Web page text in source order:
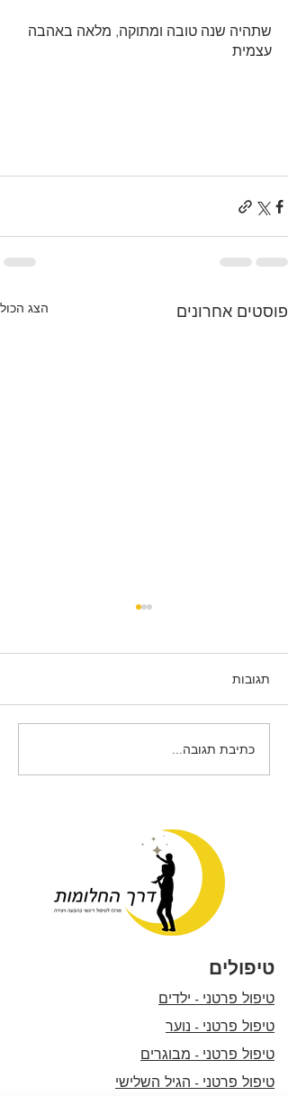
שתהיה שנה טובה ומתוקה, מלאה באהבה
עצמית
פוסטים אחרונים הצג הכול
תגובות
כתיבת תגובה...
טיפולים
טיפול פרטני - ילדים
טיפול פרטני - נוער
טיפול פרטני - מבוגרים
טיפול פרטני - הגיל השלישי